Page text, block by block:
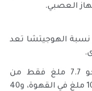
العصبي.
نسبة الهوجيتشا تعد
فالكوب الواحد يحتوي على نحو 7.7 ملغ فقط من
الكافيين، مقارنة بما يصل إلى 100 ملغ في القهوة، و40